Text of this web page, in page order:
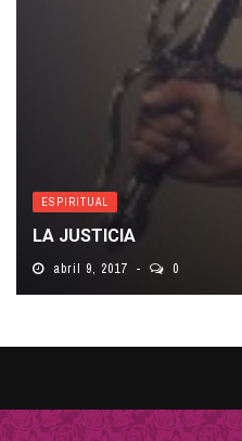
ESPIRITUAL
LA JUSTICIA
abril 9, 2017 0